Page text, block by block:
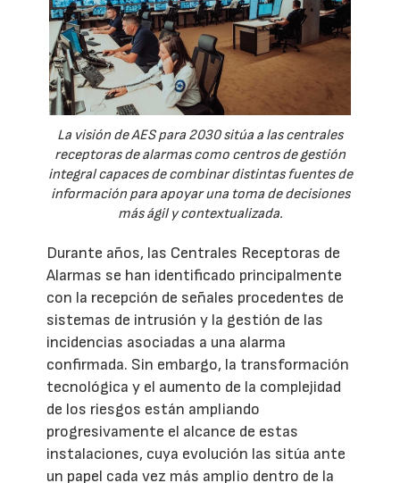
La visión de AES para 2030 sitúa a las centrales
receptoras de alarmas como centros de gestión
integral capaces de combinar distintas fuentes de
información para apoyar una toma de decisiones
más ágil y contextualizada.
Durante años, las Centrales Receptoras de
Alarmas se han identificado principalmente
con la recepción de señales procedentes de
sistemas de intrusión y la gestión de las
incidencias asociadas a una alarma
confirmada. Sin embargo, la transformación
tecnológica y el aumento de la complejidad
de los riesgos están ampliando
progresivamente el alcance de estas
instalaciones, cuya evolución las sitúa ante
un papel cada vez más amplio dentro de la